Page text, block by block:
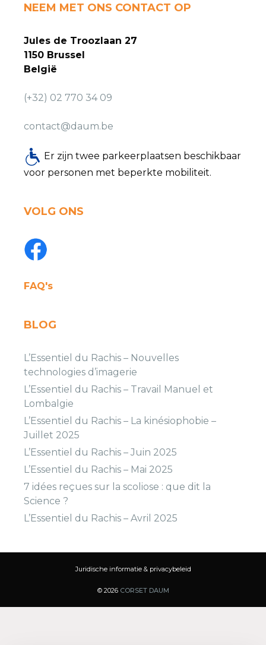
NEEM MET ONS CONTACT OP
Jules de Troozlaan 27
1150 Brussel
België
(+32) 02 770 34 09
contact@daum.be
Er zijn twee parkeerplaatsen beschikbaar
voor personen met beperkte mobiliteit.
VOLG ONS
FAQ's
BLOG
L’Essentiel du Rachis – Nouvelles
technologies d’imagerie
L’Essentiel du Rachis – Travail Manuel et
Lombalgie
L’Essentiel du Rachis – La kinésiophobie –
Juillet 2025
L’Essentiel du Rachis – Juin 2025
L’Essentiel du Rachis – Mai 2025
7 idées reçues sur la scoliose : que dit la
Science ?
L’Essentiel du Rachis – Avril 2025
Juridische informatie & privacybeleid
© 2026 CORSET DAUM